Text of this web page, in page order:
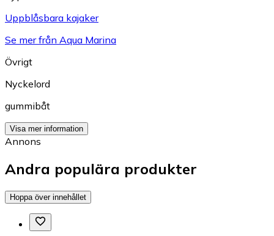
Uppblåsbara kajaker
Se mer från Aqua Marina
Övrigt
Nyckelord
gummibåt
Visa mer information
Annons
Andra populära produkter
Hoppa över innehållet